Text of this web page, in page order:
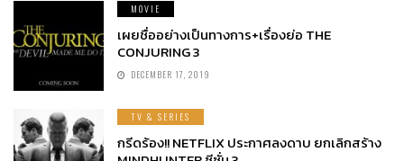
MOVIE
เผยชื่ออย่างเป็นทางการ+เรื่องย่อ THE
CONJURING 3
DECEMBER 17, 2019
TV & SERIES
กรีดร้อง!! NETFLIX ประกาศลงดาบ ยกเลิกสร้าง